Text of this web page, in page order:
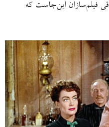
فیلم‌سازان این‌جاست که